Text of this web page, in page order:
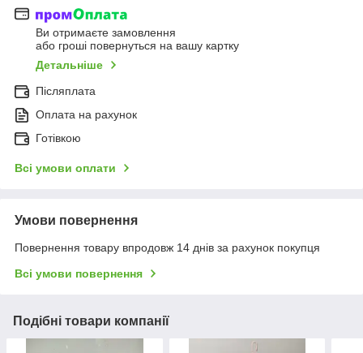
Ви отримаєте замовлення
або гроші повернуться на вашу картку
Детальніше
Післяплата
Оплата на рахунок
Готівкою
Всі умови оплати
Умови повернення
Повернення товару впродовж 14 днів за рахунок покупця
Всі умови повернення
Подібні товари компанії